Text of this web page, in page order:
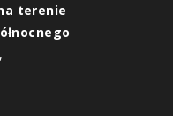
terenie